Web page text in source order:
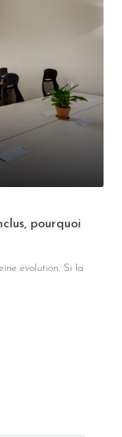
pourquoi
évolution. Si la